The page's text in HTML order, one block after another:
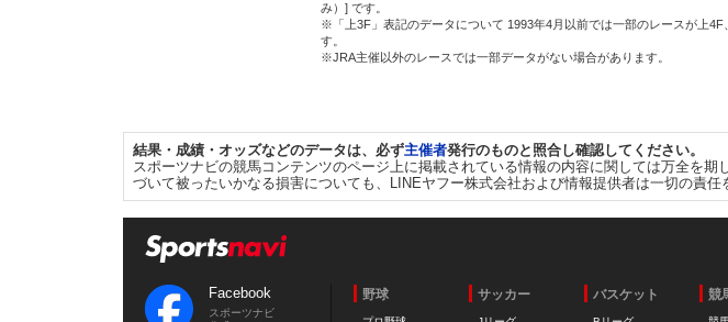
み）] です。
※「上3F」表記のデータについて 1993年4月以前では一部のレースが上
す。
※JRA主催以外のレースでは一部データがない場合があります。
結果・成績・オッズなどのデータは、必ず主催者発行のものと照合し確認してください。
スポーツナビの競馬コンテンツのページ上に掲載されている情報の内容に関しては万全を
づいて被ったいかなる損害についても、LINEヤフー株式会社および情報提供者は一切の責任
Facebook
スポーツナビ
野球 サッカー バスケット 競